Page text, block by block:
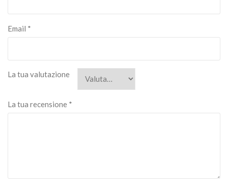
Email *
La tua valutazione
La tua recensione *